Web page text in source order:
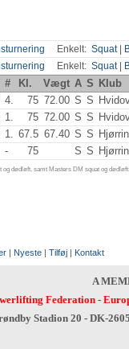
Enkelt: Squat|
Enkelt: Squat|
# Kl. Vægt A S Klub
4. 75 72.00 S S
1. 75 72.00 S S
1. 67.5 67.40 S S
- 75 S S
dødløft, samt Masters DM squat og
| Nyeste | Tilføj | Kontakt
A
Federation-
Stadion 20 - DK-